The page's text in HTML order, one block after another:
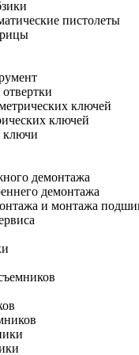
пистолеты
ключей
ключей
ключи
демонтажа
демонтажа
и монтажа